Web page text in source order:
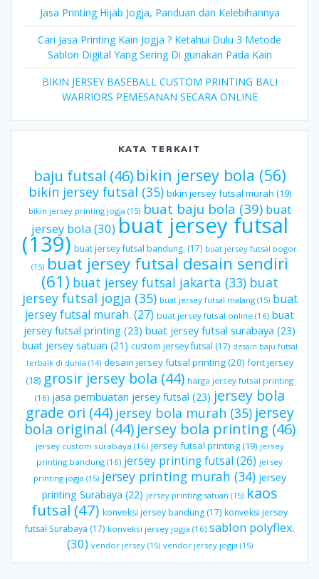
Jasa Printing Hijab Jogja, Panduan dan Kelebihannya
Cari Jasa Printing Kain Jogja ? Ketahui Dulu 3 Metode
Sablon Digital Yang Sering Di gunakan Pada Kain
BIKIN JERSEY BASEBALL CUSTOM PRINTING BALI
WARRIORS PEMESANAN SECARA ONLINE
KATA TERKAIT
baju futsal (46) bikin jersey bola (56)
bikin jersey futsal (35) bikin jersey futsal murah (19)
bikin jersey printing jogja (15) buat baju bola (39) buat
jersey bola(30)buat jersey futsal
(139) buat jersey futsal bandung. (17) buat jersey futsal bogor
(15) buat jersey futsal desain sendiri
(61) buat jersey futsal jakarta (33) buat
jersey futsal jogja (35) buat jersey futsal malang(15) buat
jersey futsal murah. (27) buat jersey futsal online(16) buat
jersey futsal printing (23) buat jersey futsal surabaya (23)
buat jersey satuan (21) custom jersey futsal (17) desain baju futsal
terbaik di dunia (14) desain jersey futsal printing(20) font jersey
(18) grosir jersey bola (44) harga jersey futsal printing
(16) jasa pembuatan jersey futsal (23) jersey bola
grade ori (44) jersey bola murah (35) jersey
bola original (44) jersey bola printing (46)
jersey custom surabaya (16) jersey futsal printing(19) jersey
printing bandung (16) jersey printing futsal (26) jersey
printing jogja (15) jersey printing murah (34) jersey
printing Surabaya (22) jersey printing satuan (15) kaos
futsal (47) konveksi jersey bandung (17) konveksi jersey
futsal Surabaya (17) konveksi jersey jogja (16) sablon polyflex.
(30) vendor jersey(15) vendor jersey jogja (15)